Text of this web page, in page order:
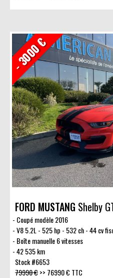
- 3000 €
FORD MUSTANG Shelby
Coupé modèle 2016
V8 5.2L - 525 hp - 532 ch - 44 cv
Boîte manuelle 6 vitesses
42 535 km
Stock #6653
79990 €>> 76990 € TTC